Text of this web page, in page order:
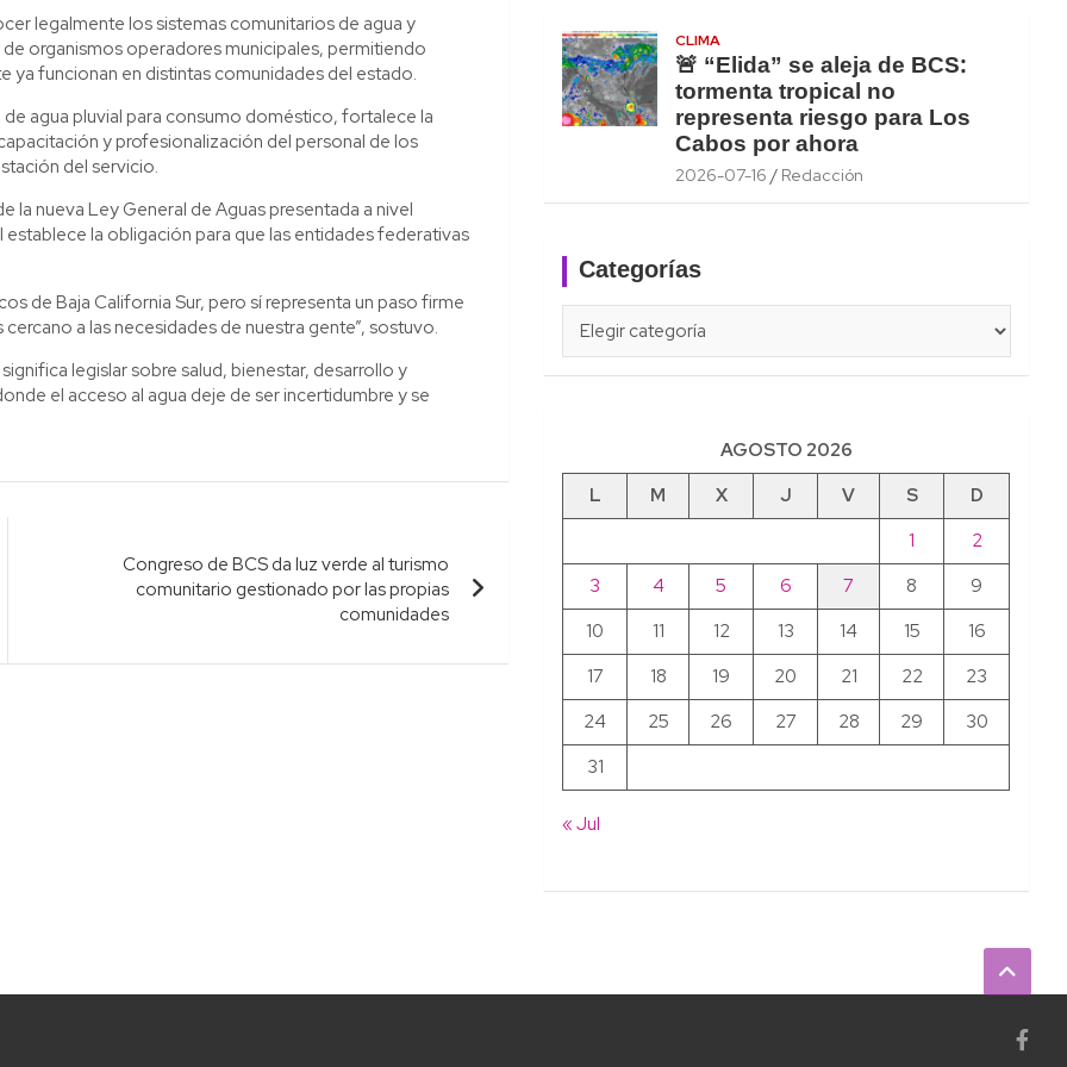
legalmente los sistemas comunitarios de agua y
organismos operadores municipales, permitiendo
funcionan en distintas comunidades del estado.
agua pluvial para consumo doméstico, fortalece la
y profesionalización del personal de los
del servicio.
nueva Ley General de Aguas presentada a nivel
la obligación para que las entidades federativas
de Baja California Sur, pero sí representa un paso firme
a las necesidades de nuestra gente”, sostuvo.
legislar sobre salud, bienestar, desarrollo y
el acceso al agua deje de ser incertidumbre y se
Congreso de BCS da luz verde al turismo
comunitario gestionado por las propias
comunidades
CLIMA
🚨 “Elida” se aleja de BCS:
tormenta tropical no
representa riesgo para Los
Cabos por ahora
2026-07-16 Redacción
Categorías
AGOSTO 2026
L
M X J V S
D
1
2
3
4 5 6 7 8
9
10
11 12 13 14 15
16
17
18 19 20 21 22
23
24
25 26 27 28 29
30
31
« Jul